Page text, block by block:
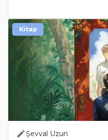
Şevval Uzun
Kitap